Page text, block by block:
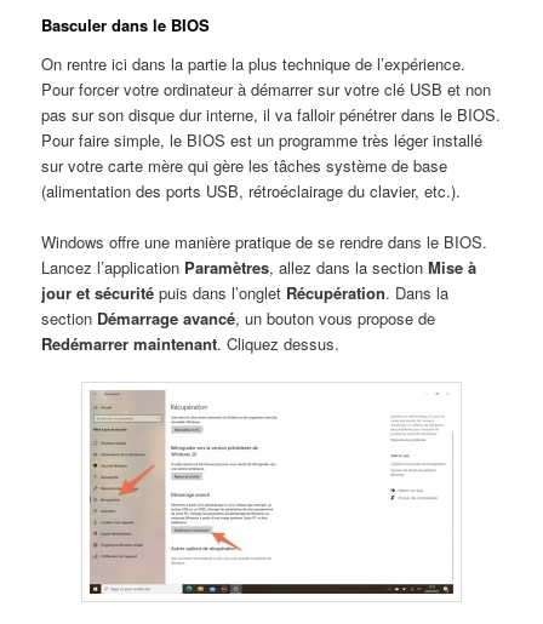
Basculer dans le BIOS
On rentre ici dans la partie la plus technique de l’expérience.
Pour forcer votre ordinateur à démarrer sur votre clé USB et non
pas sur son disque dur interne, il va falloir pénétrer dans le BIOS.
Pour faire simple, le BIOS est un programme très léger installé
sur votre carte mère qui gère les tâches système de base
(alimentation des ports USB, rétroéclairage du clavier, etc.).
Windows offre une manière pratique de se rendre dans le BIOS.
Lancez l’application Paramètres, allez dans la sectionMise à
jour et sécurité puis dans l’onglet Récupération. Dans la
section Démarrage avancé, un bouton vous propose de
Redémarrer maintenant. Cliquez dessus.